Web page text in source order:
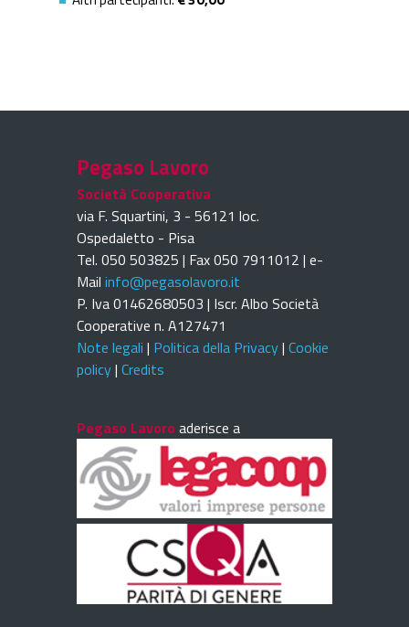
Pegaso Lavoro
Società Cooperativa
via F. Squartini, 3 - 56121 loc.
Ospedaletto - Pisa
Tel. 050 503825 | Fax 050 7911012 | e-
Mail info@pegasolavoro.it
P. Iva 01462680503 | Iscr. Albo Società
Cooperative n. A127471
Note legali | Politica della Privacy| Cookie
policy| Credits
Pegaso Lavoro aderisce a